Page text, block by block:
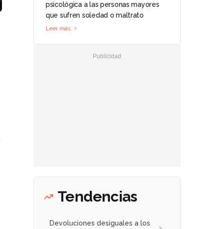
psicológica a las personas mayores
que sufren soledad o maltrato
Leer más
Tendencias
Devoluciones desiguales a los